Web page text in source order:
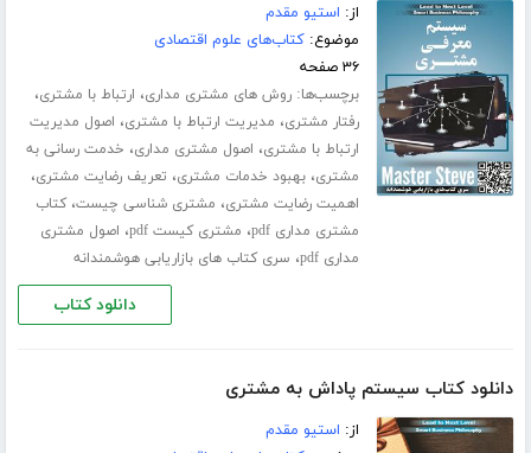
از: استیو مقدم
موضوع:کتاب‌های علوم اقتصادی
۳۶ صفحه
برچسب‌ها:روش های مشتری مداری، ارتباط با مشتری،
رفتار مشتری، مدیریت ارتباط با مشتری، اصول مدیریت
ارتباط با مشتری، اصول مشتری مداری، خدمت رسانی به
مشتری،بهبود خدمات مشتری، تعریف رضایت مشتری،
اهمیت رضایت مشتری، مشتری شناسی چیست،کتاب
مشتری مداری pdf
، مشتری کیست pdf ، اصول مشتری
مداری pdf
، سری کتاب های بازاریابی هوشمندانه
دانلود کتاب
دانلود کتاب سیستم پاداش به مشتری
از: استیو مقدم